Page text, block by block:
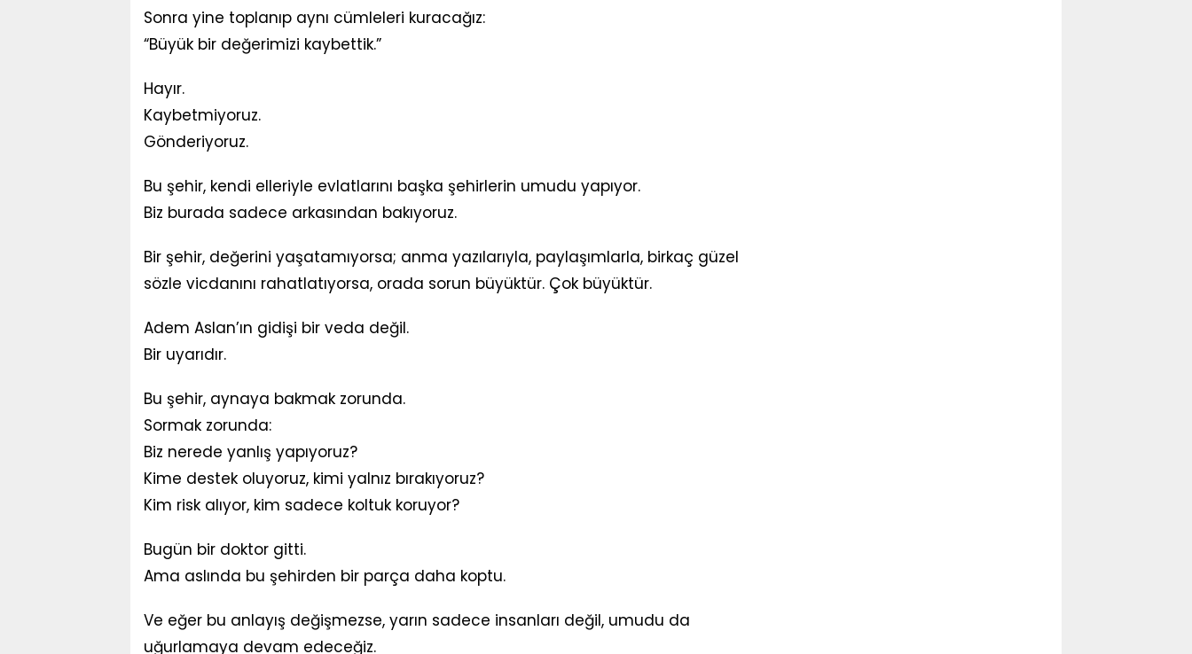
Sonra yine toplanıp aynı cümleleri kuracağız:
“Büyük bir değerimizi kaybettik.”
Hayır.
Kaybetmiyoruz.
Gönderiyoruz.
Bu şehir, kendi elleriyle evlatlarını başka şehirlerin umudu yapıyor.
Biz burada sadece arkasından bakıyoruz.
Bir şehir, değerini yaşatamıyorsa; anma yazılarıyla, paylaşımlarla, birkaç güzel
sözle vicdanını rahatlatıyorsa, orada sorun büyüktür. Çok büyüktür.
Adem Aslan’ın gidişi bir veda değil.
Bir uyarıdır.
Bu şehir, aynaya bakmak zorunda.
Sormak zorunda:
Biz nerede yanlış yapıyoruz?
Kime destek oluyoruz, kimi yalnız bırakıyoruz?
Kim risk alıyor, kim sadece koltuk koruyor?
Bugün bir doktor gitti.
Ama aslında bu şehirden bir parça daha koptu.
Ve eğer bu anlayış değişmezse, yarın sadece insanları değil, umudu da
uğurlamaya devam edeceğiz.